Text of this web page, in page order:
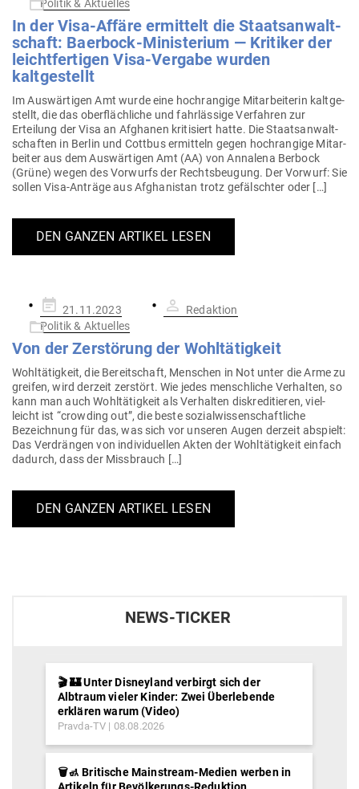
Politik & Aktuelles
In der Visa-Affäre ermittelt die Staats­an­walt­
schaft: Baerbock-Minis­terium — Kri­tiker der
leicht­fer­tigen Visa-Vergabe wurden
kaltgestellt
Im Aus­wär­tigen Amt wurde eine hoch­rangige Mit­ar­bei­terin kalt­ge­
stellt, die das ober­fläch­liche und fahr­lässige Ver­fahren zur
Erteilung der Visa an Afghanen kri­ti­siert hatte. Die Staats­an­walt­
schaften in Berlin und Cottbus ermitteln gegen hoch­rangige Mit­ar­
beiter aus dem Aus­wär­tigen Amt (AA) von Annalena Berbock
(Grüne) wegen des Vor­wurfs der Rechts­beugung. Der Vorwurf: Sie
sollen Visa-Anträge aus Afgha­nistan trotz gefälschter oder […]
DEN GANZEN ARTIKEL LESEN
Gepostet
am
21.11.2023
Redaktion
Politik & Aktuelles
Von der Zer­störung der Wohltätigkeit
Wohl­tä­tigkeit, die Bereit­schaft, Men­schen in Not unter die Arme zu
greifen, wird derzeit zer­stört. Wie jedes mensch­liche Ver­halten, so
kann man auch Wohl­tä­tigkeit als Ver­halten dis­kre­di­tieren, viel­
leicht ist “crowding out”, die beste sozi­al­wis­sen­schaft­liche
Bezeichnung für das, was sich vor unseren Augen derzeit abspielt:
Das Ver­drängen von indi­vi­du­ellen Akten der Wohl­tä­tigkeit einfach
dadurch, dass der Missbrauch […]
DEN GANZEN ARTIKEL LESEN
NEWS-TICKER
🎬 🏰 Unter Disneyland verbirgt sich der
Albtraum vieler Kinder: Zwei Überlebende
erklären warum (Video)
Pravda-TV 08.08.2026
🗑️🚮 Britische Mainstream-Medien werben in